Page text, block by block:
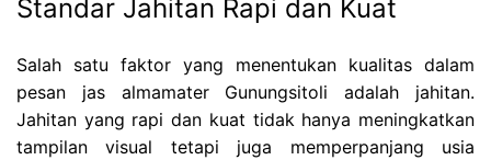
Standar Jahitan Rapi dan Kuat
Salah satu faktor yang menentukan kualitas dalam
pesan jas almamater Gunungsitoli adalah jahitan.
Jahitan yang rapi dan kuat tidak hanya meningkatkan
tampilan visual tetapi juga memperpanjang usia